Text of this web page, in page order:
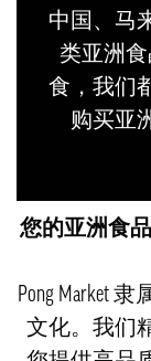
中国、马
类亚洲
食，我们
购买亚
您的亚洲食
Pong Market
文化。我们